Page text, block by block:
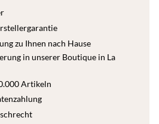
zu Ihnen nach Hause
in unserer Boutique in La
Artikeln